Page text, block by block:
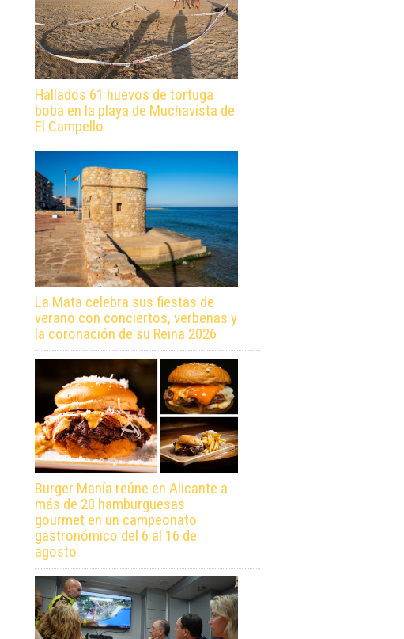
Hallados 61 huevos de tortuga
boba en la playa de Muchavista de
El Campello
La Mata celebra sus fiestas de
verano con conciertos, verbenas y
la coronación de su Reina 2026
Burger Manía reúne en Alicante a
más de 20 hamburguesas
gourmet en un campeonato
gastronómico del 6 al 16 de
agosto